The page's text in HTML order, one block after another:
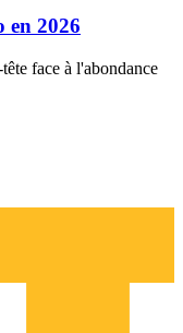
en 2026
face à l'abondance